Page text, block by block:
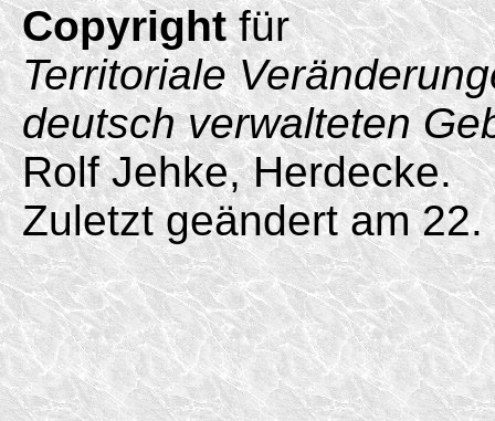
Copyrightfür
Territoriale
deutsch verwalteten
Rolf Jehke, Herdecke.
Zuletzt geändert am 22.